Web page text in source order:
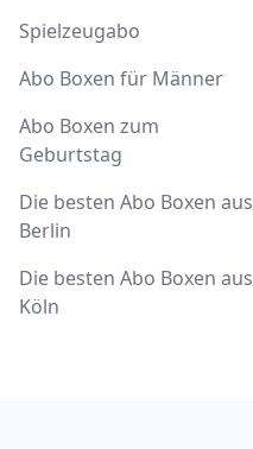
Spielzeugabo
Abo Boxen für Männer
Abo Boxen zum
Geburtstag
Die besten Abo Boxen aus
Berlin
Die besten Abo Boxen aus
Köln